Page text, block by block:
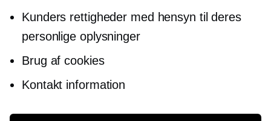
Kunders rettigheder med hensyn til deres
personlige oplysninger
Brug af cookies
Kontakt information